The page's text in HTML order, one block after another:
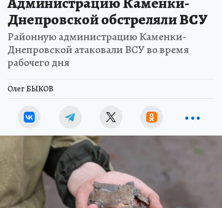
Днепровской обстреляли ВСУ
Районную администрацию Каменки-
Днепровской атаковали ВСУ во время
рабочего дня
Олег БЫКОВ